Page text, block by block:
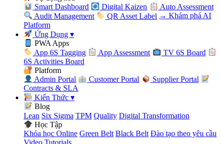
Smart Dashboard
Digital Kaizen
Auto Assessment
Audit Management
QR Asset Label → Khám phá AI
Platform
Ứng Dụng▾
PWA Apps
App 6S Tagging
App Assessment
TV 6S Board
6S Activities Board
Platform
Admin Portal
Customer Portal
Supplier Portal
Contracts & SLA
Kiến Thức▾
Blog
Lean Six Sigma TPM Quality Digital Transformation
Học Tập
Khóa học Online Green Belt Black Belt Đào tạo theo yêu cầu